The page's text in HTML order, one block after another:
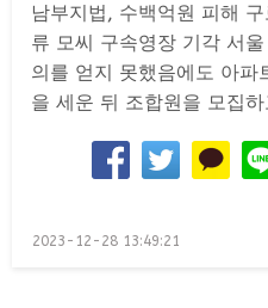
남부지법, 수백억원 피해
류 모씨 구속영장 기각 서
의를 얻지 못했음에도 아파
을 세운 뒤 조합원을 모집
Posted
2023-12-28 13:49:21